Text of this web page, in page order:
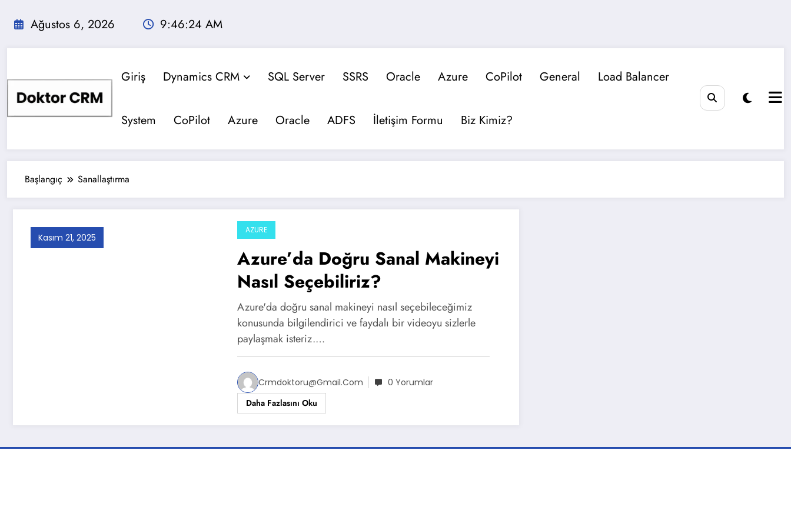
Ağustos 6, 2026 9:46:24 AM
Giriş Dynamics CRM SQL Server SSRS Oracle Azure CoPilot General Load Balancer
System CoPilot Azure Oracle ADFS İletişim Formu Biz Kimiz?
Başlangıç Sanallaştırma
Kasım 21, 2025
AZURE
Azure’da Doğru Sanal Makineyi
Nasıl Seçebiliriz?
Azure'da doğru sanal makineyi nasıl seçebileceğimiz
konusunda bilgilendirici ve faydalı bir videoyu sizlerle
paylaşmak isteriz.…
Crmdoktoru@gmail.com
0 Yorumlar
Daha Fazlasını Oku